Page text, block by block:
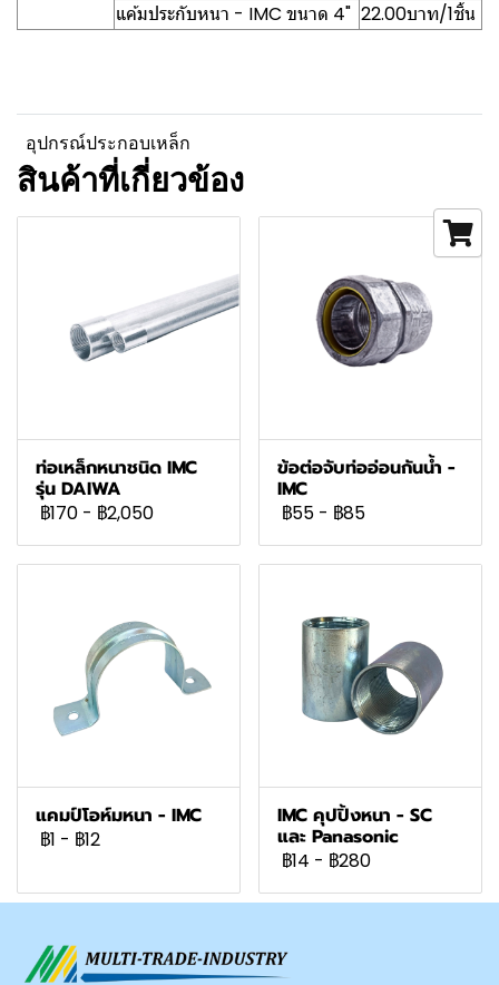
แค้มประกับหนา - IMC ขนาด 4" 22.00บาท/1ชิ้น
อุปกรณ์ประกอบเหล็ก
สินค้าที่เกี่ยวข้อง
ท่อเหล็กหนาชนิด IMC
รุ่น DAIWA
฿170 - ฿2,050
ข้อต่อจับท่ออ่อนกันน้ำ -
IMC
฿55 - ฿85
แคมป์โอห์มหนา - IMC
฿1 - ฿12
IMC คุปปิ้งหนา - SC
และ Panasonic
฿14 - ฿280